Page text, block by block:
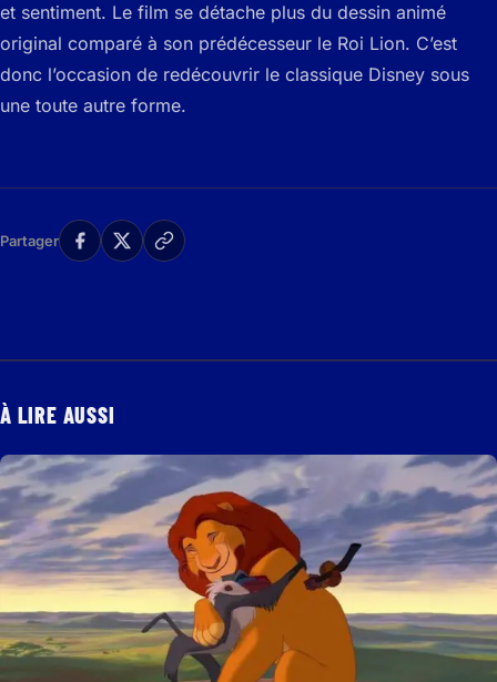
et sentiment. Le film se détache plus du dessin animé
original comparé à son prédécesseur le Roi Lion. C’est
donc l’occasion de redécouvrir le classique Disney sous
une toute autre forme.
Partager
À LIRE AUSSI